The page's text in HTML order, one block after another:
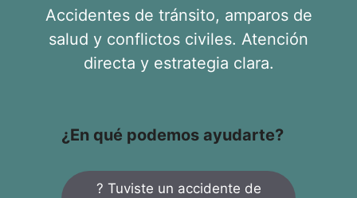
Accidentes de tránsito, amparos de
salud y conflictos civiles. Atención
directa y estrategia clara.
¿En qué podemos ayudarte?
? Tuviste un accidente de